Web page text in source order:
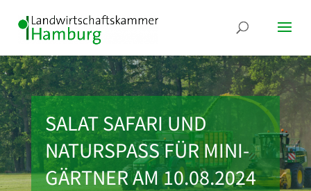
SALAT SAFARI UND
NATURSPASS FÜR MINI-G
ÄRTNER AM 10.08.2024